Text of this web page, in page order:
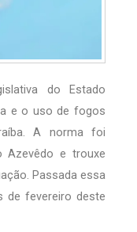
do Estado
e o uso de fogos
A norma foi
Azevêdo e trouxe
Passada essa
de fevereiro deste